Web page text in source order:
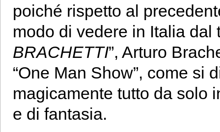
poiché rispetto al
modo di vedere in Italia dal
BRACHETTI”, Arturo
“One Man Show”, come si
magicamente tutto da solo
e di fantasia.